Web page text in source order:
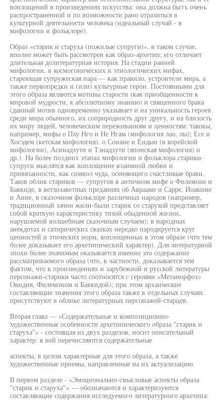
воплощений в произведениях искусства: она должна бьггь очень
распространенной и по возможности рано отразиться в
культурной деятельности человека (идеальный случай - в
мифологии и фольклоре).
Образ «старик и старуха (пожилые супруги)», в таком случае,
вполне может быть рассмотрен как образ-архетип; его отличает
длительная долитературная история. На стадии ранней
мифологии, в космогонических и этиологических мифах,
стареющая супружеская пара — как правило, устроители мира, а
также первопредки и (или) культурные герои. Постоянными для
этого образа являются мотивы старости (как приобщенности к
мировой мудрости, к абсолютному знанию) и священного брака
(данный мотив одновременно указывает и на уникальность героев
среди мира обычного, их соприродность друг другу, и на близость
их миру людей, человеческим переживаниям и ценностям: таковы,
например, мифы о Пху Нго и Не Нгам (мифология лао, лы); Есе и
Хосэдем (кетская мифология), о Сонане и Ёндын (в корейской
мифологии), Асинадзути и Тэнадзути (японская мифология) и
др.). На более поздних этапах мифологии и фольклора старики-
супруги мыслятся как воплощение взаимной любви и
привязанности, как символ чуда, осеняющего счастливые браки.
Таков облик стариков — супругов в античном мифе о Филемоне и
Бавкиде, в ветхозаветных преданиях об Аврааме и Сарре, Иоакиме
и Анне, в сказочном фольклоре различных народов (например,
традиционный зачин жили-были старик со старухой представляет
собой краткую характеристику тихой обыденной жизни,
нарушаемой волшебным сказочным случаем); в народных
анекдотах и сатирических сказках нередко пародируется круг
ценностей и этических норм, воплощенных в этом образе (что тем
более доказывает его архетипический характер). Для литературной
эпохи более значимым оказывается именно это содержание
рассматриваемого образа (что, в частности, доказывается тем
фактом, что в произведениях и зарубежной и русской литературы
персонажи-старики часто соотносятся с героями «Метаморфоз»
Овидия, Филемоном и Бавкидой); при этом архаические
составляющие значения этого образа также в отдельных случаях
присутствуют в облике литературных персонажей-старцев.
Вторая глава — «Содержательные и композиционно-
художественные особенности архетипического образа "старик и
старуха"» - состоящая из двух разделов, носит описательный
характер: в ней перечисляются содержательные
аспекты, в целом характерные для этого образа, а также
художественные приемы, направленные на их актуализацию.
В первом разделе - «Эмоционально-смысловые аспекты образа
"старик и старуха"» — обозначаются и характеризуются
составляющие содержания исследуемого литературного архетипа: